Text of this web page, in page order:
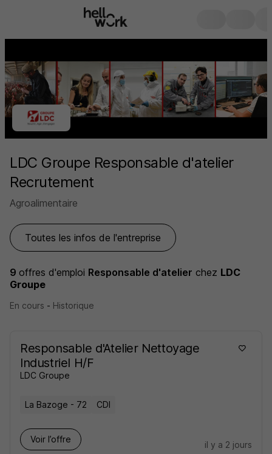
LDC Groupe Responsable d'atelier
Recrutement
Agroalimentaire
Toutes les infos de l'entreprise
9 offres d'emploi Responsable d'atelier chez LDC
Groupe
En cours - Historique
Responsable d'Atelier Nettoyage
Industriel H/F
LDC Groupe
La Bazoge - 72 CDI
Voir l’offre
il y a 2 jours